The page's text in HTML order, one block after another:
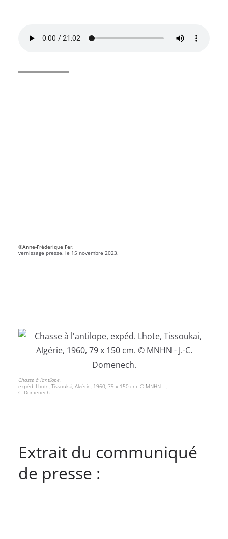
©Anne-Fréderique Fer,
vernissage presse, le 15 novembre 2023.
Chasse à l’antilope,
expéd. Lhote, Tissoukai, Algérie, 1960, 79 x 150 cm. © MNHN – J.-
C. Domenech.
Extrait du communiqué
de presse :